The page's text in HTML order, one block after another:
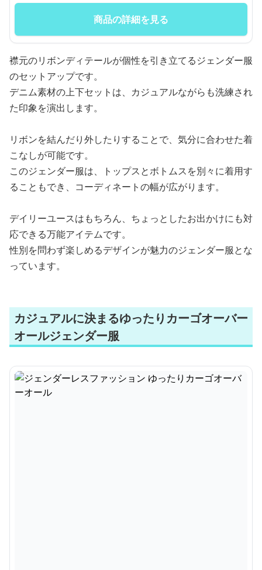
商品の詳細を見る
襟元のリボンディテールが個性を引き立てるジェンダー服
のセットアップです。
デニム素材の上下セットは、カジュアルながらも洗練され
た印象を演出します。
リボンを結んだり外したりすることで、気分に合わせた着
こなしが可能です。
このジェンダー服は、トップスとボトムスを別々に着用す
ることもでき、コーディネートの幅が広がります。
デイリーユースはもちろん、ちょっとしたお出かけにも対
応できる万能アイテムです。
性別を問わず楽しめるデザインが魅力のジェンダー服とな
っています。
カジュアルに決まるゆったりカーゴオーバー
オールジェンダー服